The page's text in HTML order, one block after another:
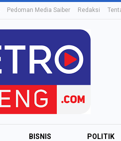
Pedoman Media Saiber Redaksi
BISNIS POLITIK